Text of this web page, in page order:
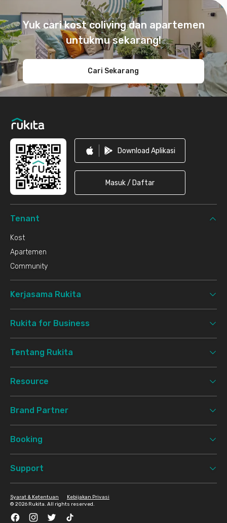
Yuk cari kost coliving dan apartemen
untukmu sekarang!
Cari Sekarang
Download Aplikasi
Masuk / Daftar
Tenant
Kost
Apartemen
Community
Kerjasama Rukita
Rukita for Business
Tentang Rukita
Resource
Brand Partner
Booking
Support
© 2026 Rukita. All rights reserved.
Syarat & Ketentuan Kebijakan Privasi
FacebookInstagramTwitter TikTok